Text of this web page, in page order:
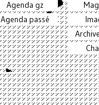
Agenda gz
Agenda passé